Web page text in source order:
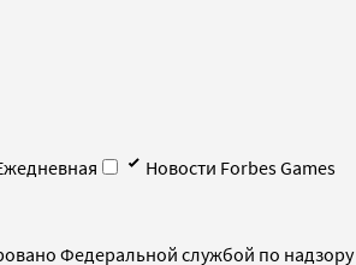
Новости Forbes Games
Федеральной службой по